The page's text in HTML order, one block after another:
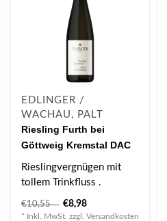
EDLINGER /
WACHAU, PALT
Riesling Furth bei
Göttweig Kremstal DAC
2025 0.75 l
Rieslingvergnügen mit
tollem Trinkfluss .
€10,55 €8,98
* Inkl. MwSt. zzgl. Versandkosten